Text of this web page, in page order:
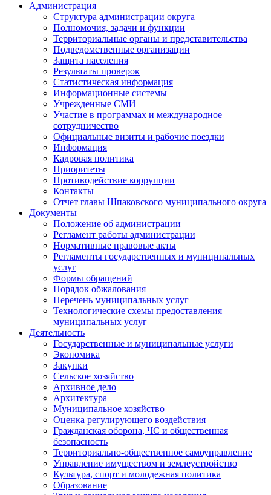
Администрация
Структура администрации округа
Полномочия, задачи и функции
Территориальные органы и представительства
Подведомственные организации
Защита населения
Результаты проверок
Статистическая информация
Информационные системы
Учрежденные СМИ
Участие в программах и международное
сотрудничество
Официальные визиты и рабочие поездки
Информация
Кадровая политика
Приоритеты
Противодействие коррупции
Контакты
Отчет главы Шпаковского муниципального округа
Документы
Положение об администрации
Регламент работы администрации
Нормативные правовые акты
Регламенты государственных и муниципальных
услуг
Формы обращений
Порядок обжалования
Перечень муниципальных услуг
Технологические схемы предоставления
муниципальных услуг
Деятельность
Государственные и муниципальные услуги
Экономика
Закупки
Сельское хозяйство
Архивное дело
Архитектура
Муниципальное хозяйство
Оценка регулирующего воздействия
Гражданская оборона, ЧС и общественная
безопасность
Территориально-общественное самоуправление
Управление имуществом и землеустройство
Культура, спорт и молодежная политика
Образование